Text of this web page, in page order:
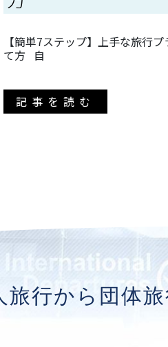
【簡単7ステップ】上手な旅行
て方 自
記事を読む
旅行から団体